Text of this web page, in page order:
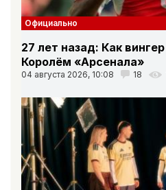
Официально
27 лет назад: Как
Королём «Арсенала»
04 августа 2026, 10:08 18